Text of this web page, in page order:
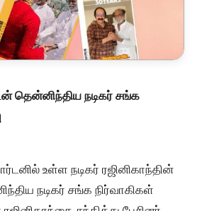
தென்னிந்திய நடிகர் சங்க
உள்ள நடிகர் ரஜினிகாந்தின்
நடிகர் சங்க நிர்வாகிகள்